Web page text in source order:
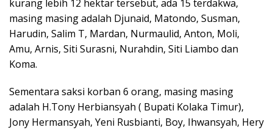
kurang lebih 12 hektar tersebut, ada 15 terdakwa,
masing masing adalah Djunaid, Matondo, Susman,
Harudin, Salim T, Mardan, Nurmaulid, Anton, Moli,
Amu, Arnis, Siti Surasni, Nurahdin, Siti Liambo dan
Koma.
Sementara saksi korban 6 orang, masing masing
adalah H.Tony Herbiansyah ( Bupati Kolaka Timur),
Jony Hermansyah, Yeni Rusbianti, Boy, Ihwansyah, Hery